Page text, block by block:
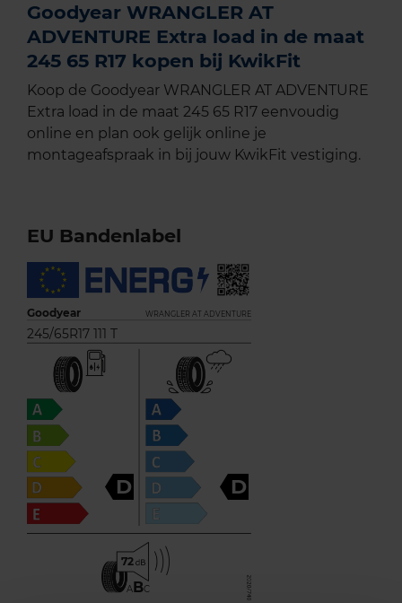
Goodyear WRANGLER AT
ADVENTURE Extra load in de maat
245 65 R17 kopen bij KwikFit
Koop de Goodyear WRANGLER AT ADVENTURE
Extra load in de maat 245 65 R17 eenvoudig
online en plan ook gelijk online je
montageafspraak in bij jouw KwikFit vestiging.
EU Bandenlabel
Goodyear WRANGLER AT ADVENTURE
245/65R17 111 T
D D
72
ABC